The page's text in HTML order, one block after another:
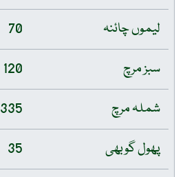
لیموں چائنہ
70
سبز مرچ
120
شملہ مرچ
335
پھول گوبھی
35